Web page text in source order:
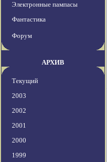
Электронные пампасы
Фантастика
Форум
АРХИВ
Текущий
2003
2002
2001
2000
1999